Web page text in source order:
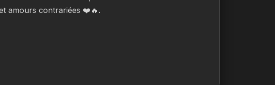
amours contrariées ❤️🔥.